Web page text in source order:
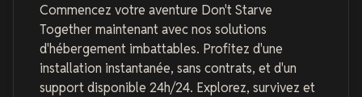
Commencez votre aventure Don't Starve
Together maintenant avec nos solutions
d'hébergement imbattables. Profitez d'une
installation instantanée, sans contrats, et d'un
support disponible 24h/24. Explorez, survivez et